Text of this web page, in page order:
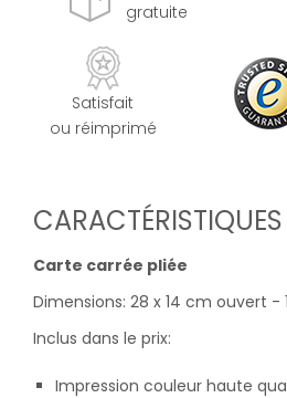
gratuite
Satisfait
ou réimprimé
CARACTÉRISTIQUES
Carte carrée pliée
Dimensions: 28 x 14 cm ouvert -
Inclus dans le prix:
Impression couleur haute